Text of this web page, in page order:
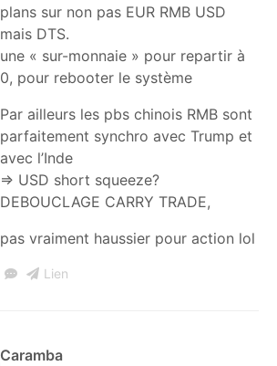
plans sur non pas EUR RMB USD
mais DTS.
une « sur-monnaie » pour repartir à
0, pour rebooter le système
Par ailleurs les pbs chinois RMB sont
parfaitement synchro avec Trump et
avec l’Inde
=> USD short squeeze?
DEBOUCLAGE CARRY TRADE,
pas vraiment haussier pour action lol
Lien
Caramba